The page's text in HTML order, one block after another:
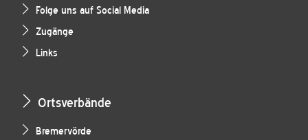
Folge uns auf Social Media
Zugänge
Links
Ortsverbände
Bremervörde